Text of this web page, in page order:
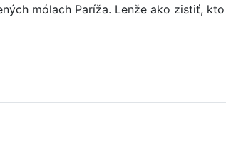
mólach Paríža. Lenže ako zistiť,